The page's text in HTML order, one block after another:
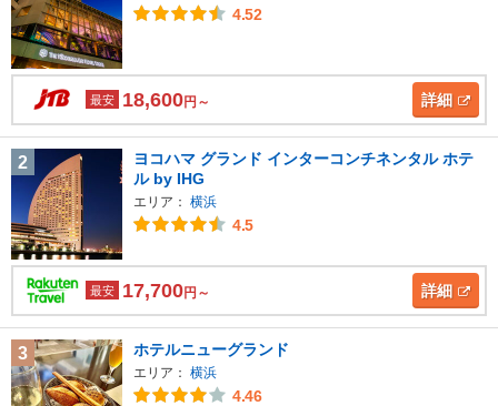
4.52
最安 18,600円～ 詳細
2
ヨコハマ グランド インターコンチネンタル ホテ
ル by IHG
エリア： 横浜
4.5
最安 17,700円～ 詳細
3 ホテルニューグランド
エリア： 横浜
4.46